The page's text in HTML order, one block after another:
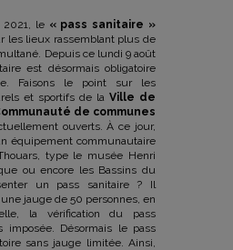
le« pass sanitaire »
les lieux rassemblant plus de
Depuis ce lundi 9 août
est désormais obligatoire
Faisons le point sur les
et sportifs de la Ville de
de communes
ouverts. À ce jour,
équipement communautaire
type le musée Henri
ou encore les Bassins du
un pass sanitaire ? Il
jauge de 50 personnes, en
la vérification du pass
imposée. Désormais le pass
sans jauge limitée. Ainsi,